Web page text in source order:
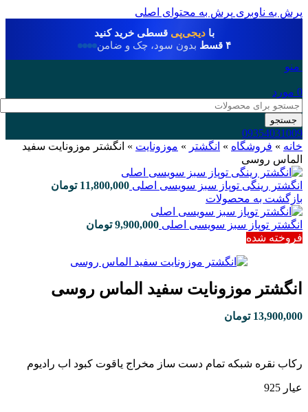
به ناوبریپرش به محتوای اصلی
بادیجی‌پیقسطی خرید کنید
بدون سود، چک و ضامن
منو
مورد
جستجو
» فروشگاه» انگشتر» موزونایت» انگشتر موزونایت سفید
روسی
رینگی توپاز سبز سویسی اصلی 11,800,000 تومان
به محصولات
توپاز سبز سویسی اصلی 9,900,000 تومان
شده
موزونایت سفید الماس روسی
تومان
نقره شبکه تمام دست ساز مخراج یاقوت کبود اب رادیوم
925